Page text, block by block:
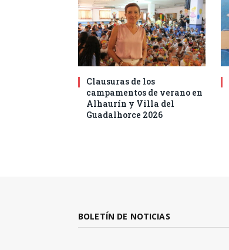
Clausuras de los
campamentos de verano en
Alhaurín y Villa del
Guadalhorce 2026
BOLETÍN DE NOTICIAS